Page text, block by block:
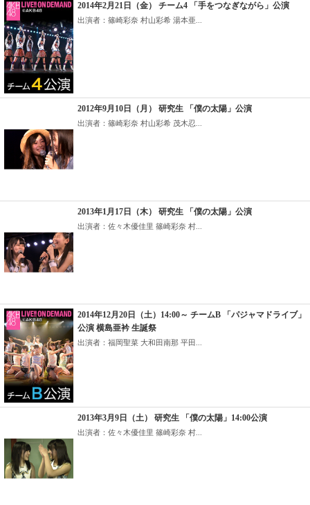
2014年2月21日（金） チーム4 「手をつなぎながら」公演
出演者：篠崎彩奈 村山彩希 湯本亜...
2012年9月10日（月） 研究生 「僕の太陽」公演
出演者：篠崎彩奈 村山彩希 茂木忍...
2013年1月17日（木） 研究生 「僕の太陽」公演
出演者：佐々木優佳里 篠崎彩奈 村...
2014年12月20日（土）14:00～ チームB 「パジャマドライブ」
公演 横島亜衿 生誕祭
出演者：福岡聖菜 大和田南那 平田...
2013年3月9日（土） 研究生 「僕の太陽」14:00公演
出演者：佐々木優佳里 篠崎彩奈 村...